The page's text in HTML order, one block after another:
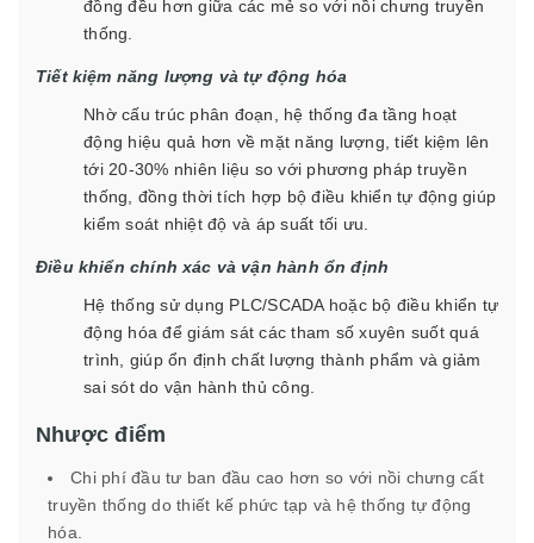
đồng đều hơn giữa các mẻ so với nồi chưng truyền
thống.
Tiết kiệm năng lượng và tự động hóa
Nhờ cấu trúc phân đoạn, hệ thống đa tầng hoạt
động hiệu quả hơn về mặt năng lượng, tiết kiệm lên
tới 20-30% nhiên liệu so với phương pháp truyền
thống, đồng thời tích hợp bộ điều khiển tự động giúp
kiểm soát nhiệt độ và áp suất tối ưu.
Điều khiển chính xác và vận hành ổn định
Hệ thống sử dụng PLC/SCADA hoặc bộ điều khiển tự
động hóa để giám sát các tham số xuyên suốt quá
trình, giúp ổn định chất lượng thành phẩm và giảm
sai sót do vận hành thủ công.
Nhược điểm
Chi phí đầu tư ban đầu cao hơn so với nồi chưng cất
truyền thống do thiết kế phức tạp và hệ thống tự động
hóa.